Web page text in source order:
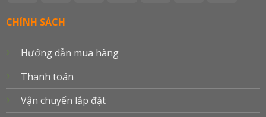
CHÍNH SÁCH
Hướng dẫn mua hàng
Thanh toán
Vận chuyển lắp đặt